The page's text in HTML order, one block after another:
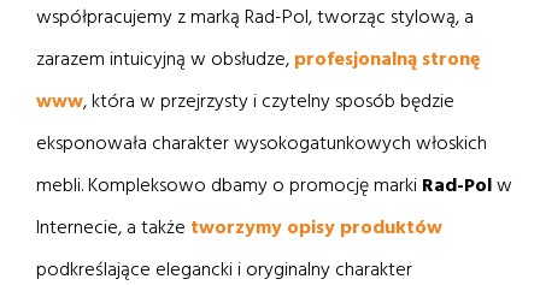
współpracujemy z marką Rad-Pol, tworząc stylową, a
zarazem intuicyjną w obsłudze, profesjonalną stronę
www, która w przejrzysty i czytelny sposób będzie
eksponowała charakter wysokogatunkowych włoskich
mebli. Kompleksowo dbamy o promocję marki Rad-Polw
Internecie, a także tworzymy opisy produktów
podkreślające elegancki i oryginalny charakter